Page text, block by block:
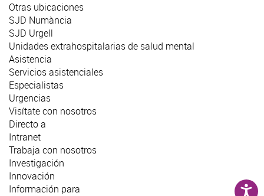
Otras ubicaciones
SJD Numància
SJD Urgell
Unidades extrahospitalarias de salud mental
Asistencia
Servicios asistenciales
Especialistas
Urgencias
Visítate con nosotros
Directo a
Intranet
Trabaja con nosotros
Investigación
Innovación
Información para